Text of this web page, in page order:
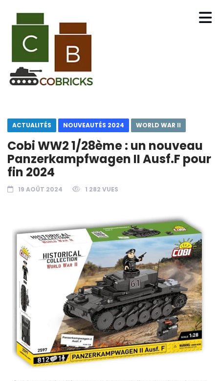
ACTUALITÉS NOUVEAUTÉS 2024 WORLD WAR II
Cobi WW2 1/28ème : un nouveau
Panzerkampfwagen II Ausf.F pour
fin 2024
19 AOÛT 2024 1 282 VUES